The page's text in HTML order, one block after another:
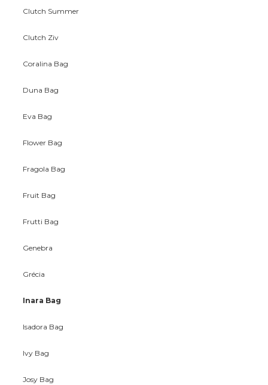
Clutch Summer
Clutch Ziv
Coralina Bag
Duna Bag
Eva Bag
Flower Bag
Fragola Bag
Fruit Bag
Frutti Bag
Genebra
Grécia
Inara Bag
Isadora Bag
Ivy Bag
Josy Bag